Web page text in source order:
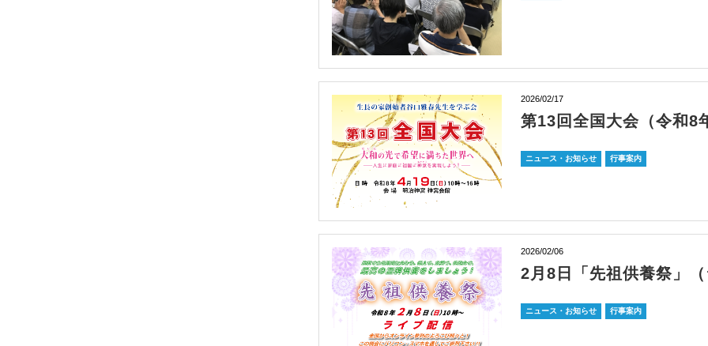
2026/02/17
第13回全国大会（令和8
ニュース・お知らせ 行事案内
2026/02/06
2月8日「先祖供養祭」（
ニュース・お知らせ 行事案内